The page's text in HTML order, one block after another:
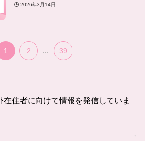
2026年3月14日
1 2 ... 39
住者に向けて情報を発信していま